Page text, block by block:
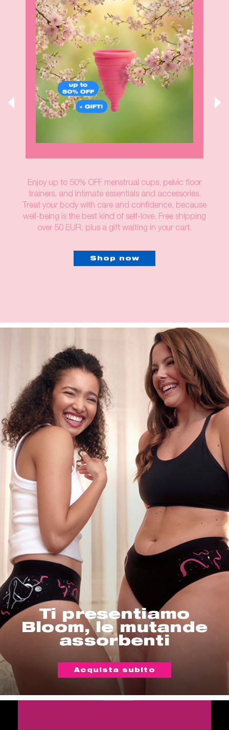
Enjoy up to 50% OFF menstrual cups, pelvic floor
trainers, and intimate essentials and accessories.
Treat your body with care and confidence, because
well-being is the best kind of self-love. Free shipping
over 50 EUR, plus a gift waiting in your cart.
Shop now
Ti presentiamo
Bloom, le mutande
assorbenti
Acquista subito